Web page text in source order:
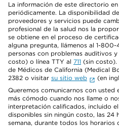
La información de este directorio en
periódicamente. La disponibilidad
proveedores y servicios puede
profesional de la salud nos la
se obtiene en el proceso de
alguna pregunta, llámenos al 1-
personas con problemas auditivos
costo) o línea TTY al 711 (sin costo).
de Médicos de California (Medical
2382 o visitar su sitio web
(en
Queremos comunicarnos con usted
más cómodo cuando nos llame o
interpretación calificados, incluido
disponibles sin ningún costo, las 24
semana, durante todos los